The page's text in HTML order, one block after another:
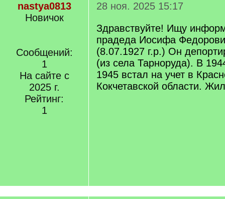
nastya0813
Новичок
Сообщений:
1
На сайте с
2025 г.
Рейтинг:
1
28 ноя. 2025 15:17
Здравствуйте! Ищу
прадеда Иосифа
(8.07.1927 г.р.) Он
(из села Тарноруда). В
1945 встал на учет в
Кокчетавской области.